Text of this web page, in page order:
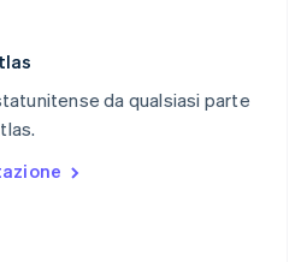
da qualsiasi parte